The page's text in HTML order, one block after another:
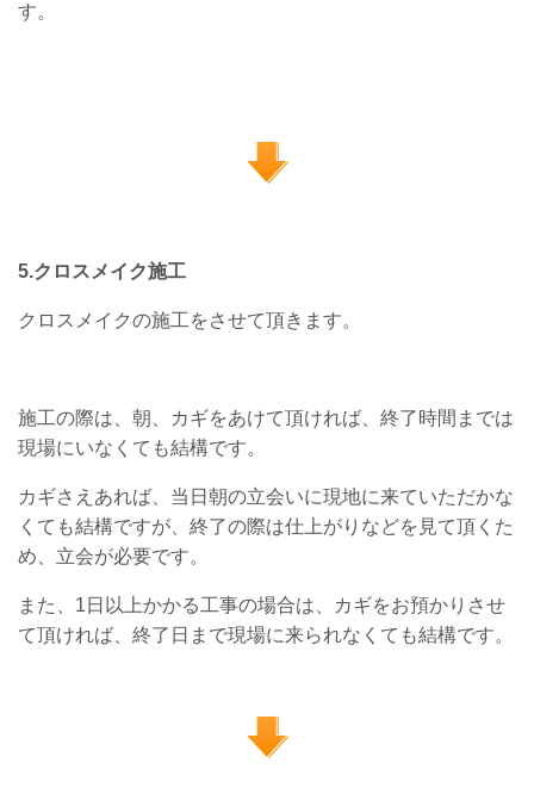
す。
5.クロスメイク施工
クロスメイクの施工をさせて頂きます。
施工の際は、朝、カギをあけて頂ければ、終了時間までは
現場にいなくても結構です。
カギさえあれば、当日朝の立会いに現地に来ていただかな
くても結構ですが、終了の際は仕上がりなどを見て頂くた
め、立会が必要です。
また、1日以上かかる工事の場合は、カギをお預かりさせ
て頂ければ、終了日まで現場に来られなくても結構です。